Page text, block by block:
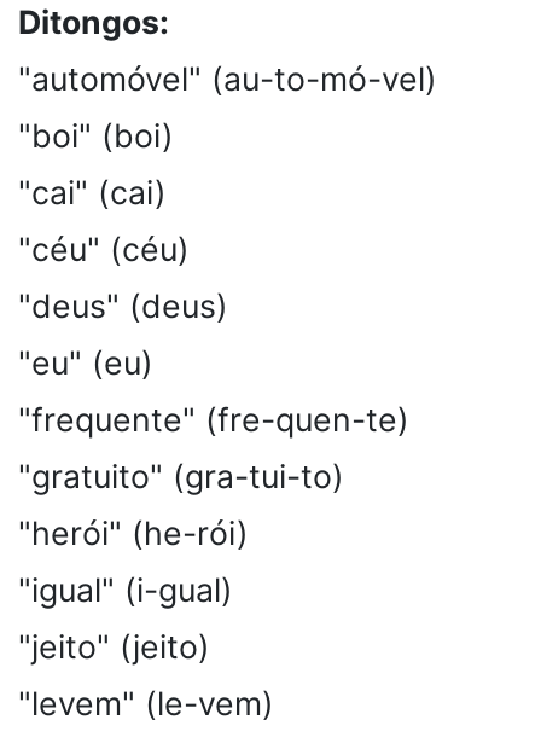
Ditongos:
"automóvel" (au-to-mó-vel)
"boi" (boi)
"cai" (cai)
"céu" (céu)
"deus" (deus)
"eu" (eu)
"frequente" (fre-quen-te)
"gratuito" (gra-tui-to)
"herói" (he-rói)
"igual" (i-gual)
"jeito" (jeito)
"levem" (le-vem)